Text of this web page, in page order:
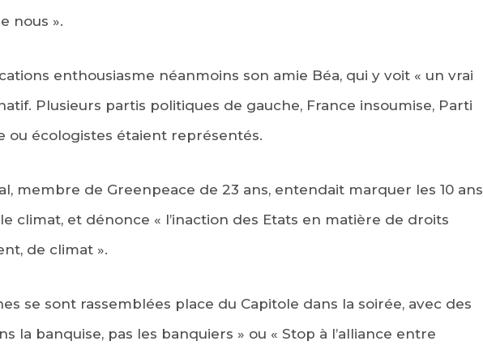
nous ».
enthousiasme néanmoins son amie Béa, qui y voit « un vrai
Plusieurs partis politiques de gauche, France insoumise, Parti
ou écologistes étaient représentés.
membre de Greenpeace de 23 ans, entendait marquer les 10 ans
climat, et dénonce « l’inaction des Etats en matière de droits
de climat ».
se sont rassemblées place du Capitole dans la soirée, avec des
la banquise, pas les banquiers » ou « Stop à l’alliance entre